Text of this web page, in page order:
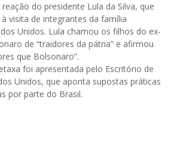
do presidente Lula da Silva, que
visita de integrantes da família
Unidos. Lula chamou os filhos do ex-
de “traidores da pátria” e afirmou
que Bolsonaro”.
foi apresentada pelo Escritório de
Unidos, que aponta supostas práticas
por parte do Brasil.